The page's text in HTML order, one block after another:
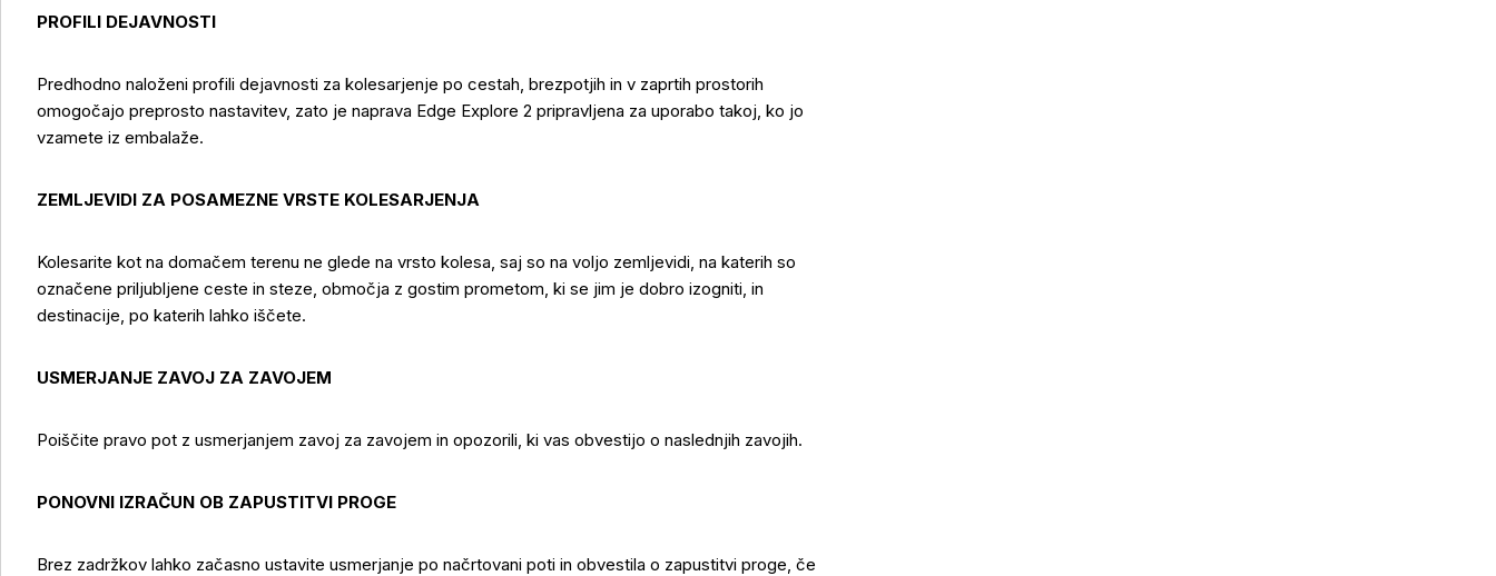
PROFILI DEJAVNOSTI
Predhodno naloženi profili dejavnosti za kolesarjenje po cestah, brezpotjih in v zaprtih prostorih
omogočajo preprosto nastavitev, zato je naprava Edge Explore 2 pripravljena za uporabo takoj, ko jo
vzamete iz embalaže.
ZEMLJEVIDI ZA POSAMEZNE VRSTE KOLESARJENJA
Kolesarite kot na domačem terenu ne glede na vrsto kolesa, saj so na voljo zemljevidi, na katerih so
označene priljubljene ceste in steze, območja z gostim prometom, ki se jim je dobro izogniti, in
destinacije, po katerih lahko iščete.
USMERJANJE ZAVOJ ZA ZAVOJEM
Poiščite pravo pot z usmerjanjem zavoj za zavojem in opozorili, ki vas obvestijo o naslednjih zavojih.
PONOVNI IZRAČUN OB ZAPUSTITVI PROGE
Brez zadržkov lahko začasno ustavite usmerjanje po načrtovani poti in obvestila o zapustitvi proge, če